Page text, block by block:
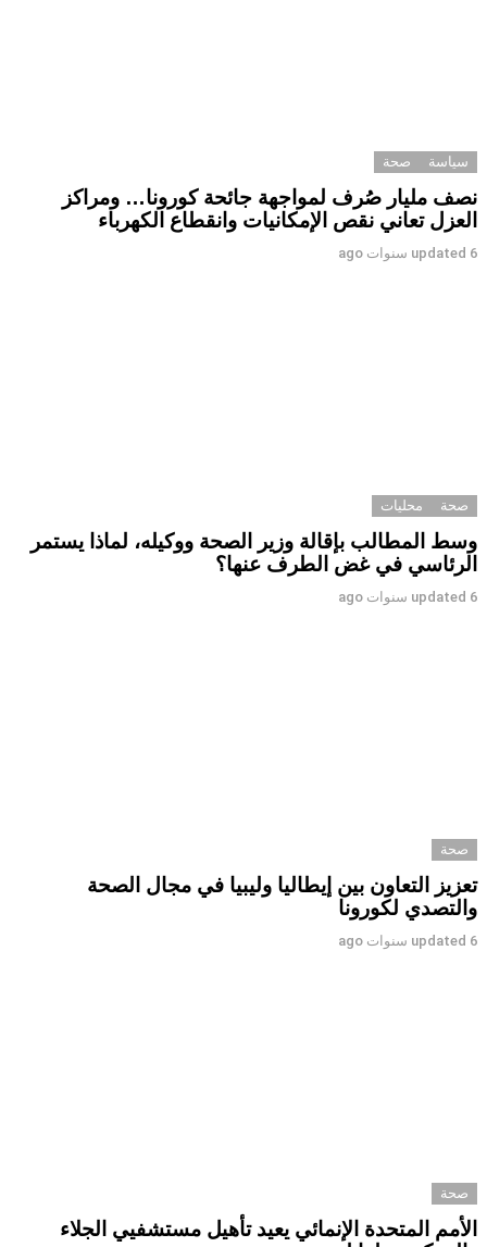
سياسة صحة
نصف مليار صُرف لمواجهة جائحة كورونا… ومراكز
العزل تعاني نقص الإمكانيات وانقطاع الكهرباء
updated 6 سنوات ago
صحة محليات
وسط المطالب بإقالة وزير الصحة ووكيله، لماذا يستمر
الرئاسي في غض الطرف عنها؟
updated 6 سنوات ago
صحة
تعزيز التعاون بين إيطاليا وليبيا في مجال الصحة
والتصدي لكورونا
updated 6 سنوات ago
صحة
الأمم المتحدة الإنمائي يعيد تأهيل مستشفيي الجلاء